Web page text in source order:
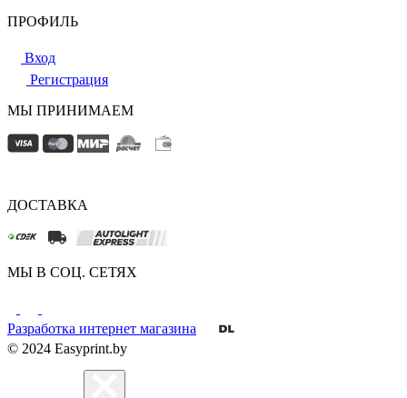
ПРОФИЛЬ
Вход
Регистрация
МЫ ПРИНИМАЕМ
ДОСТАВКА
МЫ В СОЦ. СЕТЯХ
Разработка интернет магазина
© 2024 Easyprint.by